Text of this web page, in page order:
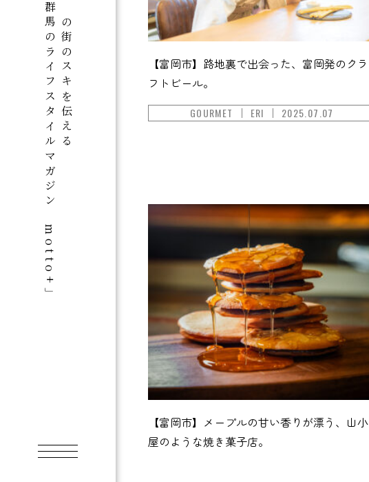
この街のスキを伝える
群馬のライフスタイルマガジン「motto+」
【富岡市】路地裏で出会った、富岡発のクラ
フトビール。
GOURMET ERI 2025.07.07
【富岡市】メープルの甘い香りが漂う、山小
屋のような焼き菓子店。